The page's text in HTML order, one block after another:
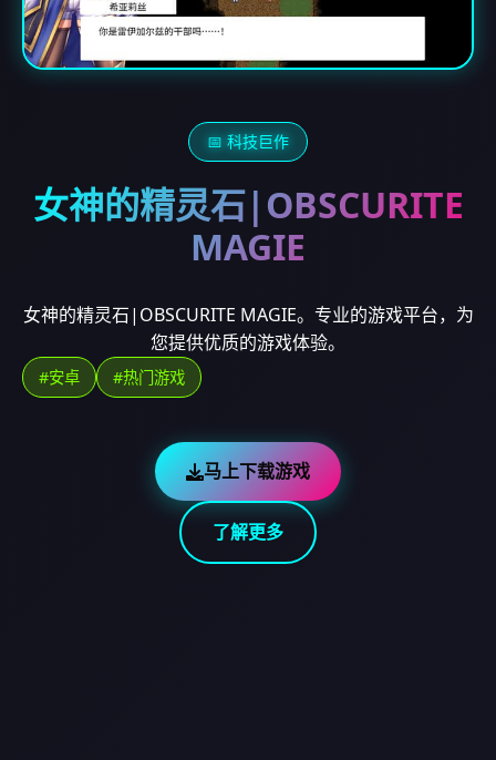
📅 科技巨作
女神的精灵石|OBSCURITE
MAGIE
女神的精灵石|OBSCURITE MAGIE。专业的游戏平台，为
您提供优质的游戏体验。
#安卓 #热门游戏
马上下载游戏
了解更多